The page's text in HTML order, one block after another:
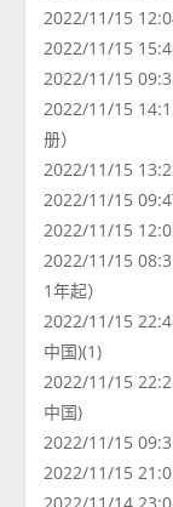
2022/11/15
2022/11/15
2022/11/15
2022/11/15
册）
2022/11/15
2022/11/15
2022/11/15
2022/11/15
1年起）
2022/11/15
中国)(1)
2022/11/15
中国)
2022/11/15
2022/11/15